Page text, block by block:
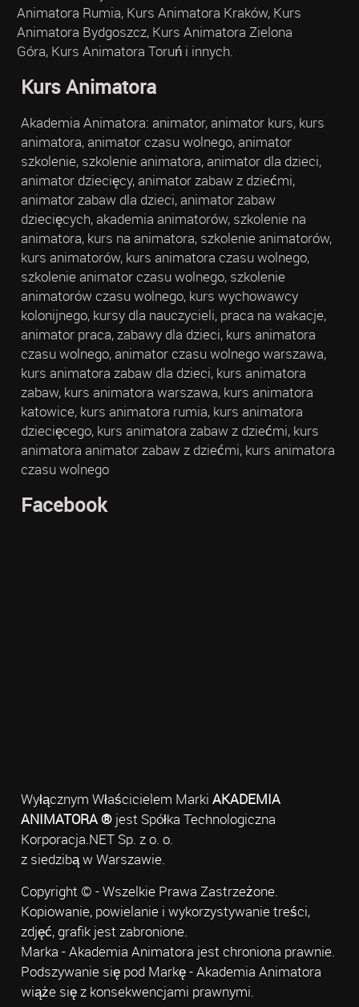
Animatora Rumia, Kurs Animatora Kraków, Kurs
Animatora Bydgoszcz, Kurs Animatora Zielona
Góra, Kurs Animatora Toruń i innych.
Kurs Animatora
Akademia Animatora: animator, animator kurs, kurs
animatora, animator czasu wolnego, animator
szkolenie, szkolenie animatora, animator dla dzieci,
animator dziecięcy, animator zabaw z dziećmi,
animator zabaw dla dzieci, animator zabaw
dziecięcych, akademia animatorów, szkolenie na
animatora, kurs na animatora, szkolenie animatorów,
kurs animatorów, kurs animatora czasu wolnego,
szkolenie animator czasu wolnego, szkolenie
animatorów czasu wolnego, kurs wychowawcy
kolonijnego, kursy dla nauczycieli, praca na wakacje,
animator praca, zabawy dla dzieci, kurs animatora
czasu wolnego, animator czasu wolnego warszawa,
kurs animatora zabaw dla dzieci, kurs animatora
zabaw, kurs animatora warszawa, kurs animatora
katowice, kurs animatora rumia, kurs animatora
dziecięcego, kurs animatora zabaw z dziećmi, kurs
animatora animator zabaw z dziećmi, kurs animatora
czasu wolnego
Facebook
Wyłącznym Właścicielem Marki AKADEMIA
ANIMATORA ®jest Spółka Technologiczna
Korporacja.NET Sp. z o. o.
z siedzibą w Warszawie.
Copyright © - Wszelkie Prawa Zastrzeżone.
Kopiowanie, powielanie i wykorzystywanie treści,
zdjęć, grafik jest zabronione.
Marka - Akademia Animatora jest chroniona prawnie.
Podszywanie się pod Markę - Akademia Animatora
wiąże się z konsekwencjami prawnymi.